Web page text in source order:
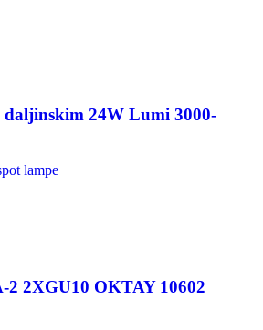
24W Lumi 3000-
lampe
2 2XGU10 OKTAY 10602